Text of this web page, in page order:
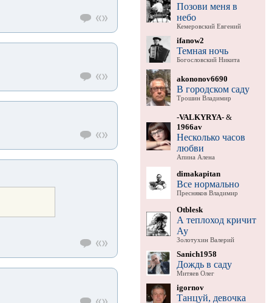
Позови меня в
небо
Кемеровский Евгений
ifanow2
Темная ночь
Богословский Никита
akononov6690
В городском саду
Трошин Владимир
-VALKYRYA-&
1966av
Несколько часов
любви
Апина Алена
dimakapitan
Все нормально
Пресняков Владимир
Otblesk
А теплоход кричит
Ау
Золотухин Валерий
Sanich1958
Дождь в саду
Митяев Олег
igornov
Танцуй, девочка